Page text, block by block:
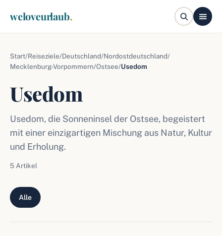
weloveurlaub.
Start/Reiseziele/Deutschland/Nordostdeutschland/
Mecklenburg-Vorpommern/Ostsee/Usedom
Usedom
Usedom, die Sonneninsel der Ostsee, begeistert
mit einer einzigartigen Mischung aus Natur, Kultur
und Erholung.
5 Artikel
Alle